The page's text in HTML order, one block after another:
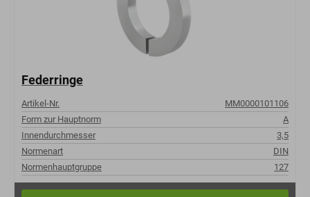
Federringe
Artikel-Nr.
MM0000101106
Form zur Hauptnorm
A
Innendurchmesser
3,5
Normenart
DIN
Normenhauptgruppe
127